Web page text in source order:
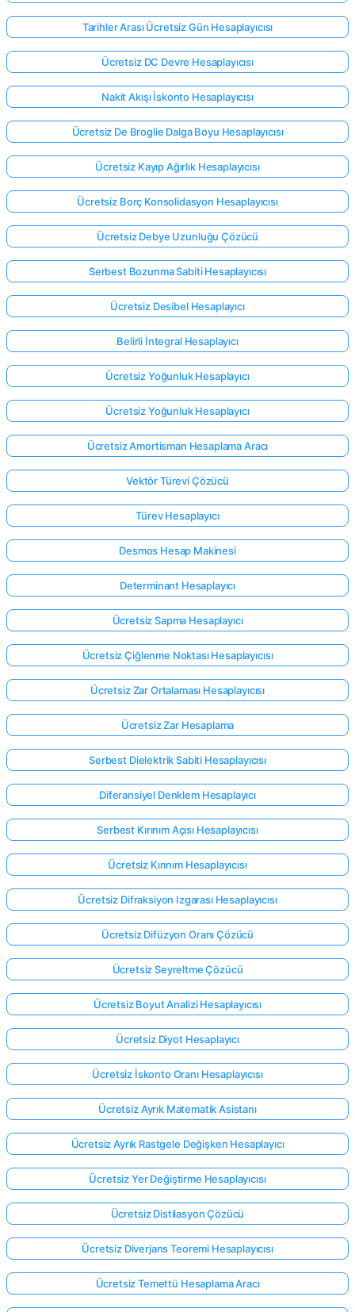
Tarihler Arası Ücretsiz Gün Hesaplayıcısı
Ücretsiz DC Devre Hesaplayıcısı
Nakit Akışı İskonto Hesaplayıcısı
Ücretsiz De Broglie Dalga Boyu Hesaplayıcısı
Ücretsiz Kayıp Ağırlık Hesaplayıcısı
Ücretsiz Borç Konsolidasyon Hesaplayıcısı
Ücretsiz Debye Uzunluğu Çözücü
Serbest Bozunma Sabiti Hesaplayıcısı
Ücretsiz Desibel Hesaplayıcı
Belirli İntegral Hesaplayıcı
Ücretsiz Yoğunluk Hesaplayıcı
Ücretsiz Yoğunluk Hesaplayıcı
Ücretsiz Amortisman Hesaplama Aracı
Vektör Türevi Çözücü
Türev Hesaplayıcı
Desmos Hesap Makinesi
Determinant Hesaplayıcı
Ücretsiz Sapma Hesaplayıcı
Ücretsiz Çiğlenme Noktası Hesaplayıcısı
Ücretsiz Zar Ortalaması Hesaplayıcısı
Ücretsiz Zar Hesaplama
Serbest Dielektrik Sabiti Hesaplayıcısı
Diferansiyel Denklem Hesaplayıcı
Serbest Kırınım Açısı Hesaplayıcısı
Ücretsiz Kırınım Hesaplayıcısı
Ücretsiz Difraksiyon Izgarası Hesaplayıcısı
Ücretsiz Difüzyon Oranı Çözücü
Ücretsiz Seyreltme Çözücü
Ücretsiz Boyut Analizi Hesaplayıcısı
Ücretsiz Diyot Hesaplayıcı
Ücretsiz İskonto Oranı Hesaplayıcısı
Ücretsiz Ayrık Matematik Asistanı
Ücretsiz Ayrık Rastgele Değişken Hesaplayıcı
Ücretsiz Yer Değiştirme Hesaplayıcısı
Ücretsiz Distilasyon Çözücü
Ücretsiz Diverjans Teoremi Hesaplayıcısı
Ücretsiz Temettü Hesaplama Aracı